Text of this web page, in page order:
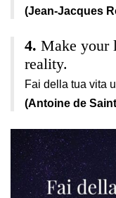
(Jean-Jacques
Make your
reality.
Fai della tua vita
(Antoine de